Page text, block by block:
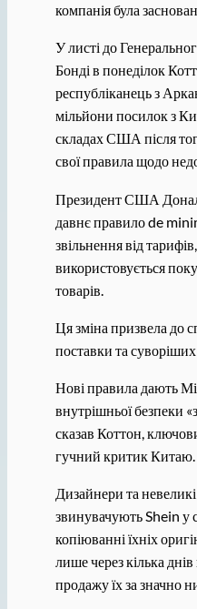
компанія була
У листі до
Бонді в понеділок
республіканець з
мільйони посилок з
складах США після
свої правила щодо
Президент США
давнє правило de
звільнення від
використовується
товарів.
Ця зміна призвела до
поставки та
Нові правила дають
внутрішньої безпеки
сказав Коттон,
гучний критик Китаю.
Дизайнери та
звинувачують Shein у
копіюванні їхніх
лише через кілька днів
продажу їх за значно